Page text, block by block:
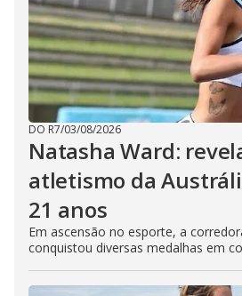
DO R7/03/08/2026
Natasha Ward:
atletismo da
21 anos
Em ascensão no esporte, a
conquistou diversas medalhas em